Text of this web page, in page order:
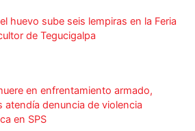
huevo sube seis lempiras en la Feria
de Tegucigalpa
en enfrentamiento armado,
atendía denuncia de violencia
en SPS